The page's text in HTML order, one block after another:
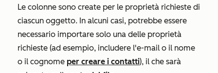
Le colonne sono create per le proprietà richieste di
ciascun oggetto. In alcuni casi, potrebbe essere
necessario importare solo una delle proprietà
richieste (ad esempio, includere l'e-mail o il nome
o il cognome per creare i contatti), il che sarà